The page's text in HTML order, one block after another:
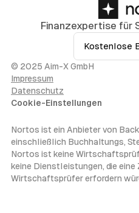
Finanzexpertise für
Kostenlose
© 2025 Aim-X GmbH
Impressum
Datenschutz
Cookie-Einstellungen
Nortos ist ein Anbieter von
einschließlich Buchhaltungs,
Nortos ist keine
keine Dienstleistungen, die
Wirtschaftsprüfer erfordern